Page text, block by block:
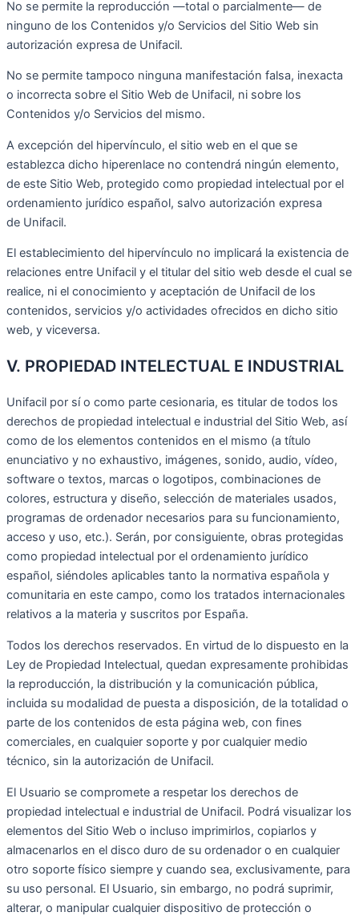
No se permite la reproducción —total o parcialmente— de
ninguno de los Contenidos y/o Servicios del Sitio Web sin
autorización expresa de Unifacil.
No se permite tampoco ninguna manifestación falsa, inexacta
o incorrecta sobre el Sitio Web de Unifacil, ni sobre los
Contenidos y/o Servicios del mismo.
A excepción del hipervínculo, el sitio web en el que se
establezca dicho hiperenlace no contendrá ningún elemento,
de este Sitio Web, protegido como propiedad intelectual por el
ordenamiento jurídico español, salvo autorización expresa
de Unifacil.
El establecimiento del hipervínculo no implicará la existencia de
relaciones entre Unifacil y el titular del sitio web desde el cual se
realice, ni el conocimiento y aceptación de Unifacil de los
contenidos, servicios y/o actividades ofrecidos en dicho sitio
web, y viceversa.
V. PROPIEDAD INTELECTUAL E INDUSTRIAL
Unifacil por sí o como parte cesionaria, es titular de todos los
derechos de propiedad intelectual e industrial del Sitio Web, así
como de los elementos contenidos en el mismo (a título
enunciativo y no exhaustivo, imágenes, sonido, audio, vídeo,
software o textos, marcas o logotipos, combinaciones de
colores, estructura y diseño, selección de materiales usados,
programas de ordenador necesarios para su funcionamiento,
acceso y uso, etc.). Serán, por consiguiente, obras protegidas
como propiedad intelectual por el ordenamiento jurídico
español, siéndoles aplicables tanto la normativa española y
comunitaria en este campo, como los tratados internacionales
relativos a la materia y suscritos por España.
Todos los derechos reservados. En virtud de lo dispuesto en la
Ley de Propiedad Intelectual, quedan expresamente prohibidas
la reproducción, la distribución y la comunicación pública,
incluida su modalidad de puesta a disposición, de la totalidad o
parte de los contenidos de esta página web, con fines
comerciales, en cualquier soporte y por cualquier medio
técnico, sin la autorización de Unifacil.
El Usuario se compromete a respetar los derechos de
propiedad intelectual e industrial de Unifacil. Podrá visualizar los
elementos del Sitio Web o incluso imprimirlos, copiarlos y
almacenarlos en el disco duro de su ordenador o en cualquier
otro soporte físico siempre y cuando sea, exclusivamente, para
su uso personal. El Usuario, sin embargo, no podrá suprimir,
alterar, o manipular cualquier dispositivo de protección o